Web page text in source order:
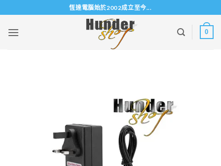
to
content
恆達電腦始於2002成立至今...
0